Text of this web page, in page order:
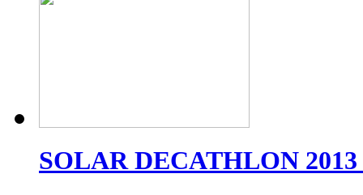
SOLAR DECATHLON